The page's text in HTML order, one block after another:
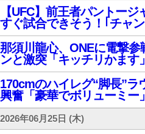
【UFC】前王者パントー
すぐ試合できそう！｢チャ
那須川龍心、ONEに電撃
ンと激突「キッチリかます
170cmのハイレグ“脚長”ラ
興奮「豪華でボリューミー」
2026年06月25日 (木)